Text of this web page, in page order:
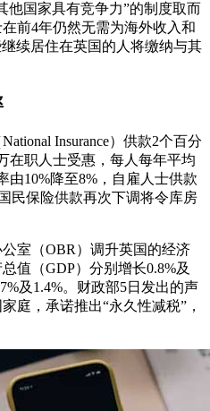
他国家具有竞争力”的制度取而
前4年仍然无需为海外收入和
续居住在英国的人将缴纳与其
Insurance）供款2个百分
在职人士受惠，每人每年平均
由10%降至8%，自雇人士供款
民保险供款再次下调将令库房
室（OBR）调升英国的经济
值（GDP）分别增长0.8%及
及1.4%。财政部5日发出的声
庭，承诺推出“永久性减税”，